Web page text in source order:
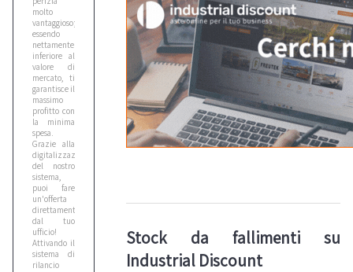
molto
vantaggioso;
essendo
nettamente
inferiore al
valore di
mercato, ti
garantisce il
massimo
profitto con
la minima
spesa.
Grazie alla
digitalizzazione
del nostro
sistema,
puoi fare
un'offerta
direttamente
dal tuo
ufficio!
Attivando il
sistema di
rilancio
Stock da fallimenti su
Industrial Discount